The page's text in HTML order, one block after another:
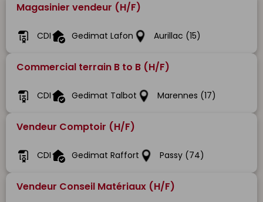
Magasinier vendeur (H/F)
CDI Gedimat Lafon Aurillac (15)
Commercial terrain B to B (H/F)
CDI Gedimat Talbot Marennes (17)
Vendeur Comptoir (H/F)
CDI Gedimat Raffort Passy (74)
Vendeur Conseil Matériaux (H/F)